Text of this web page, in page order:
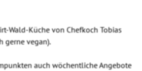
Wald-Küche von Chefkoch Tobias
gerne vegan).
auch wöchentliche Angebote